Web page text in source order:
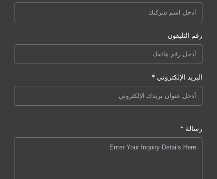
رقم التليفون
البريد الإلكتروني *
رسالة *